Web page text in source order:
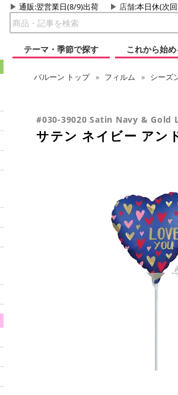
通販:翌営業日(8/9)出荷 店舗:本日休(次
テーマ・季節で探す
これから始め
バルーン トップ フィルム シーズ
#030-39020 Satin Navy & Gold
サテン ネイビー アン